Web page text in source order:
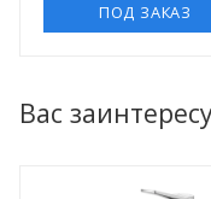
ПОД ЗАКАЗ
Вас